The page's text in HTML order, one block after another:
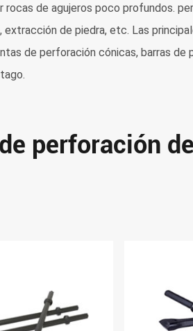
rocas de agujeros poco profundos.
de piedra, etc. Las
de perforación cónicas, barras de
perforación